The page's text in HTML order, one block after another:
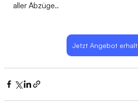
aller Abzüge..
Jetzt Angebot